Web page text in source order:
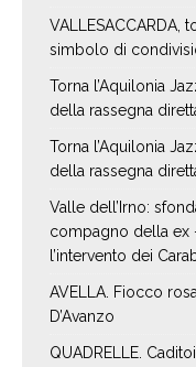
VALLESACCARDA,
simbolo di
Torna l’Aquilonia
della rassegna
Torna l’Aquilonia
della rassegna
Valle dell’Irno:
compagno della ex
l’intervento dei
AVELLA. Fiocco
D’Avanzo
QUADRELLE.